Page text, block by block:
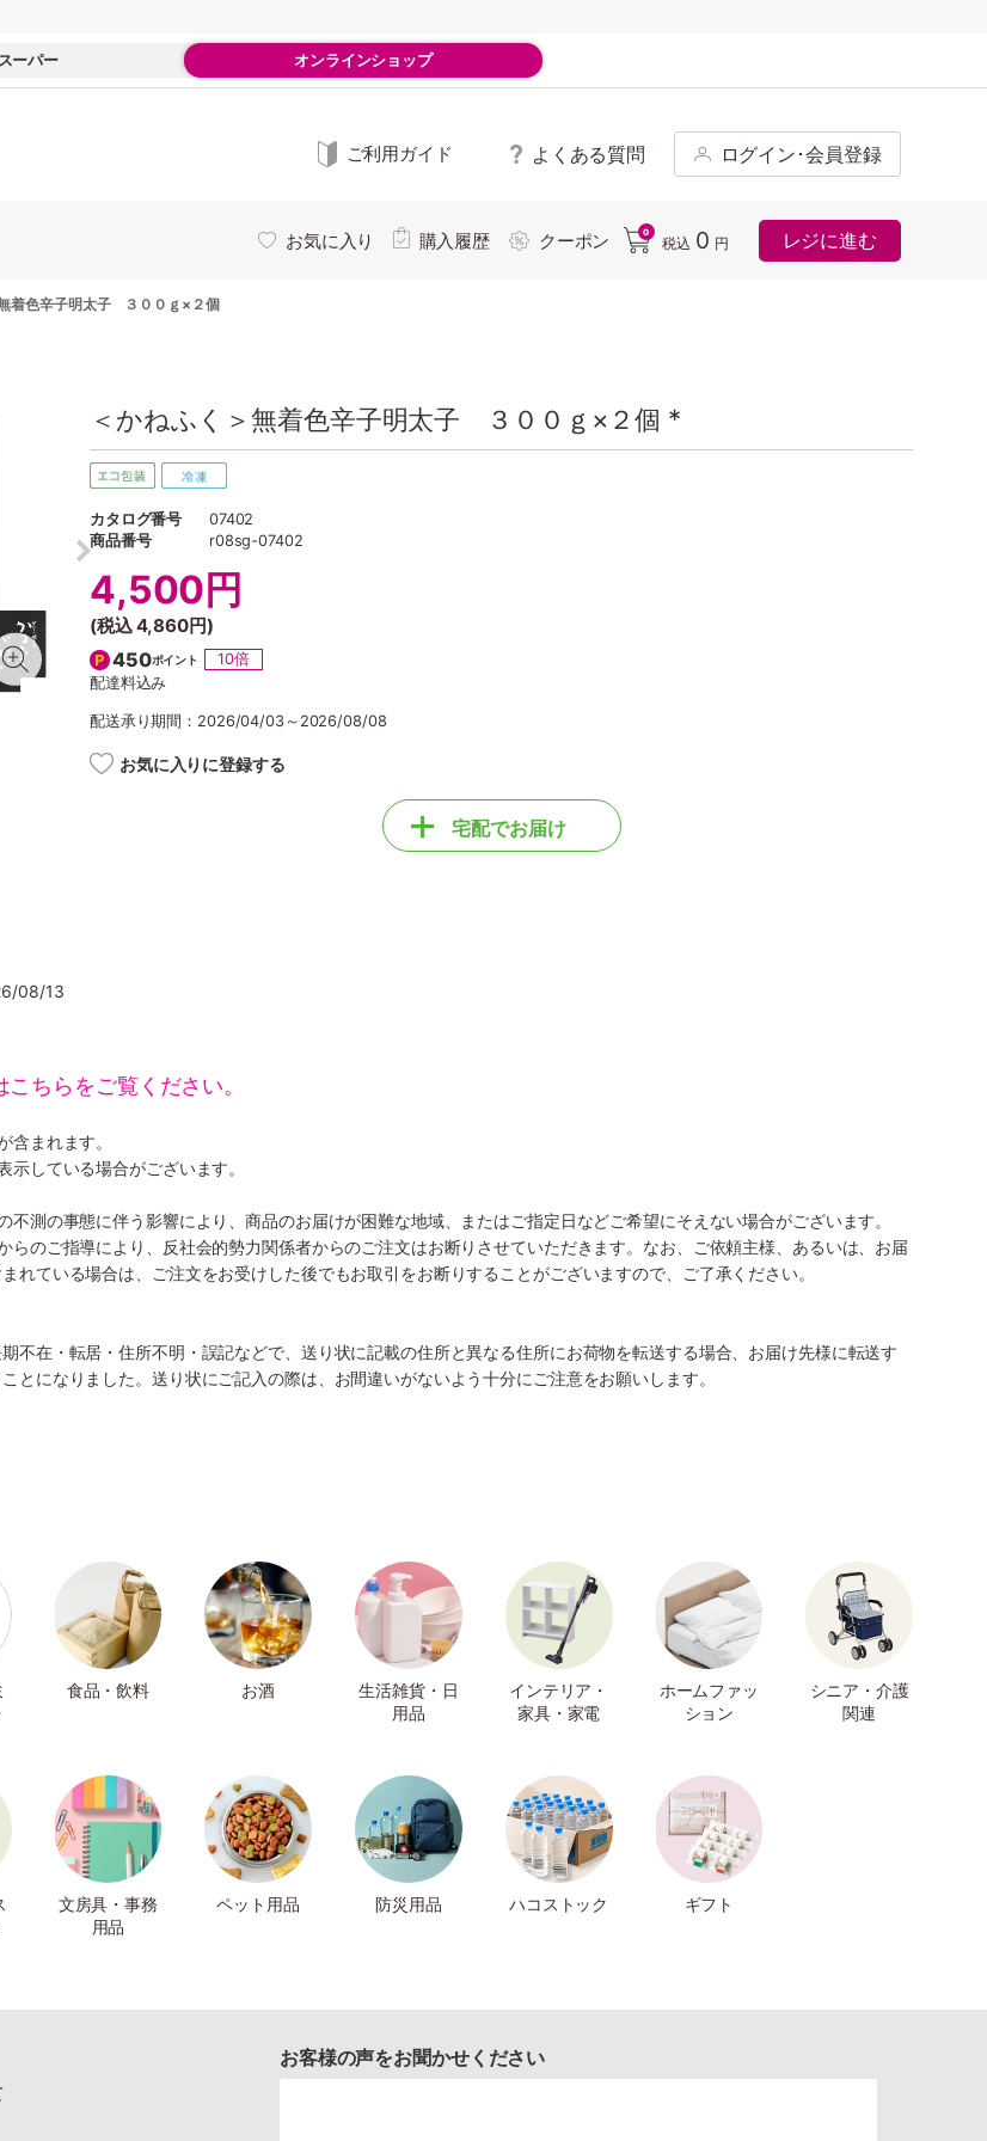
ーパー オンラインショップ
ご利用ガイド よくある質問 ログイン･会員登録
お気に入り 購入履歴 クーポン 0
税込 0 円 レジに進む
着色辛子明太子 ３００ｇ×２個
＜かねふく＞無着色辛子明太子 ３００ｇ×２個 *
カタログ番号
07402
商品番号
r08sg-07402
4,500円
(税込4,860円)
450ポイント
10倍
配達料込み
配送承り期間：2026/04/03～2026/08/08
お気に入りに登録する
宅配でお届け
08/13
ちらをご覧ください。
含まれます。
している場合がございます。
不測の事態に伴う影響により、商品のお届けが困難な地域、またはご指定日などご希望にそえない場合がございます。
らのご指導により、反社会的勢力関係者からのご注文はお断りさせていただきます。なお、ご依頼主様、あるいは、お届
れている場合は、ご注文をお受けした後でもお取引をお断りすることがございますので、ご了承ください。
不在・転居・住所不明・誤記などで、送り状に記載の住所と異なる住所にお荷物を転送する場合、お届け先様に転送す
とになりました。送り状にご記入の際は、お間違いがないよう十分にご注意をお願いします。
食品・飲料 お酒
生活雑貨・日
用品
インテリア・
家具・家電
ホームファッ
ション
シニア・介護
関連
文房具・事務
用品
ペット用品 防災用品 ハコストック ギフト
お客様の声をお聞かせください